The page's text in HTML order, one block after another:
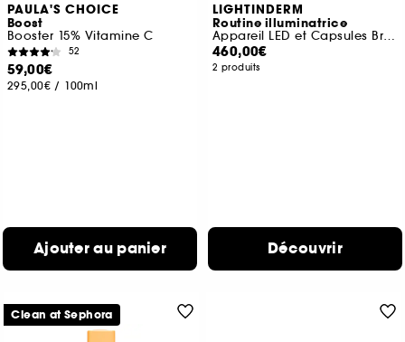
PAULA'S CHOICE
Boost
Booster 15% Vitamine C
52
59,00€
295,00€ / 100ml
Ajouter au panier
LIGHTINDERM
Routine illuminatrice
Appareil LED et Capsules Brightening
460,00€
2 produits
Découvrir
Clean at Sephora